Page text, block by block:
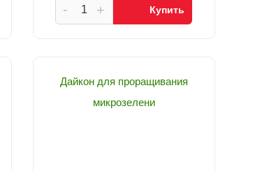
+
- Купить
Дайкон для проращивания
микрозелени